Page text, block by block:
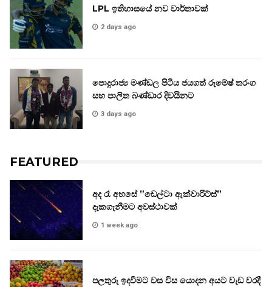
LPL ඉතිහාසයේ නව වාර්තාවක්
2 days ago
පොදුරාජ්‍ය මණ්ඩල පිටිය ජයගත් රුමේෂ් තරංග
සහ පාලිත බණ්ඩාර දිවයිනට
3 days ago
FEATURED
අද රෑ අහසේ ”ඩෙල්ටා ඇක්වාරිට්ස්”
දැකගැනීමට අවස්ථාවක්
1 week ago
පලතුරු ඉදවීමට වස විස යොදන අයට වැඩ වරදී